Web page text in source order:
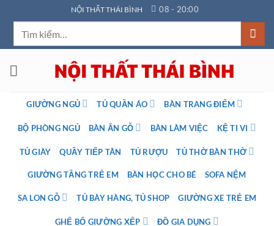
qua
dung
NỘI THẤT THÁI BÌNH 08 - 20:00
GIƯỜNG NGỦ TỦ QUẦN ÁO BÀN TRANG ĐIỂM
BỘ PHÒNG NGỦ BÀN ĂN GỖ BÀN LÀM VIỆC KỆ TI VI
TỦ GIÀY QUẦY TIẾP TÂN TỦ RƯỢU TỦ THỜ BÀN THỜ
GIƯỜNG TẦNG TRẺ EM BÀN HỌC CHO BÉ SOFA NỆM
SA LON GỖ TỦ BÀY HÀNG, TỦ SHOP GIƯỜNG XE TRẺ EM
GHẾ BỐ GIƯỜNG XẾP ĐỒ GIA DỤNG